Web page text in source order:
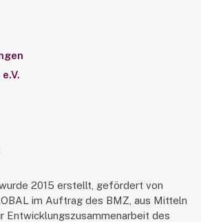
2015 erstellt, gefördert von
im Auftrag des BMZ, aus Mitteln
Entwicklungszusammenarbeit des